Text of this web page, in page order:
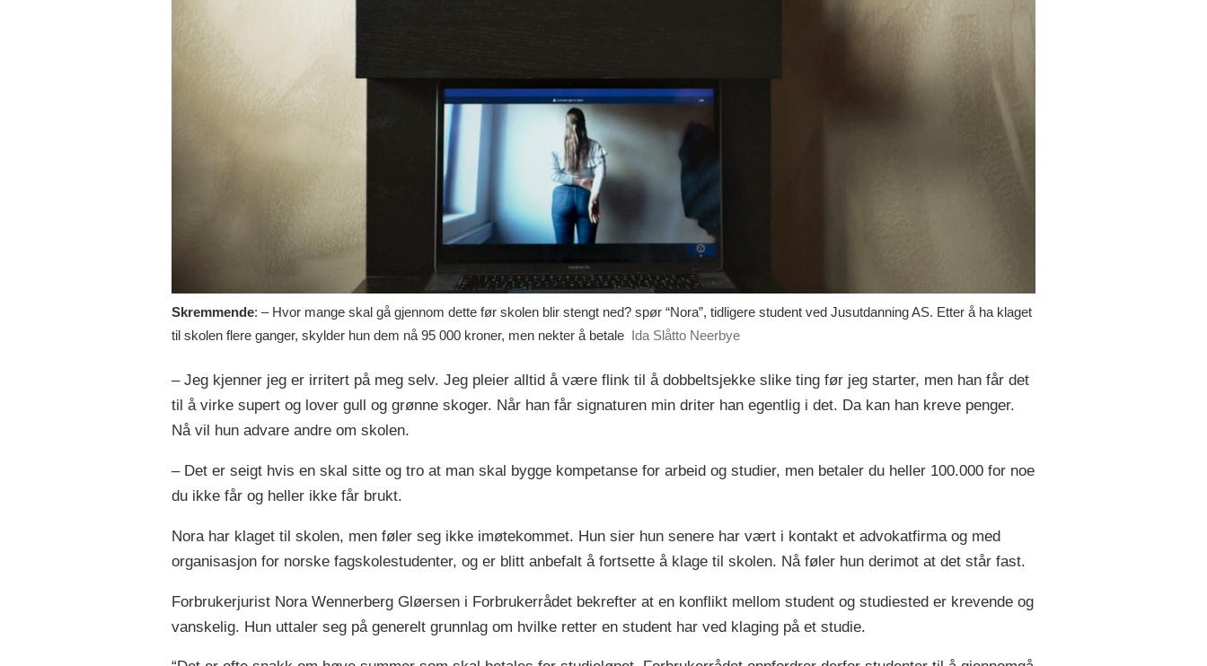
Skremmende: – Hvor mange skal gå gjennom dette før skolen blir stengt ned? spør “Nora”, tidligere student ved Jusutdanning AS. Etter å ha klaget
til skolen flere ganger, skylder hun dem nå 95 000 kroner, men nekter å betale Ida Slåtto Neerbye
– Jeg kjenner jeg er irritert på meg selv. Jeg pleier alltid å være flink til å dobbeltsjekke slike ting før jeg starter, men han får det
til å virke supert og lover gull og grønne skoger. Når han får signaturen min driter han egentlig i det. Da kan han kreve penger.
Nå vil hun advare andre om skolen.
– Det er seigt hvis en skal sitte og tro at man skal bygge kompetanse for arbeid og studier, men betaler du heller 100.000 for noe
du ikke får og heller ikke får brukt.
Nora har klaget til skolen, men føler seg ikke imøtekommet. Hun sier hun senere har vært i kontakt et advokatfirma og med
organisasjon for norske fagskolestudenter, og er blitt anbefalt å fortsette å klage til skolen. Nå føler hun derimot at det står fast.
Forbrukerjurist Nora Wennerberg Gløersen i Forbrukerrådet bekrefter at en konflikt mellom student og studiested er krevende og
vanskelig. Hun uttaler seg på generelt grunnlag om hvilke retter en student har ved klaging på et studie.